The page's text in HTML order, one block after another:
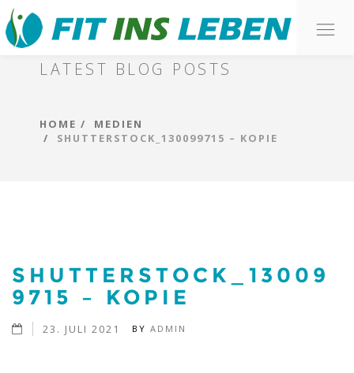
BLOG
LATEST BLOG POSTS
HOME
MEDIEN
SHUTTERSTOCK_130099715 – KOPIE
SHUTTERSTOCK_13009
9715 – KOPIE
23. JULI 2021 BYADMIN